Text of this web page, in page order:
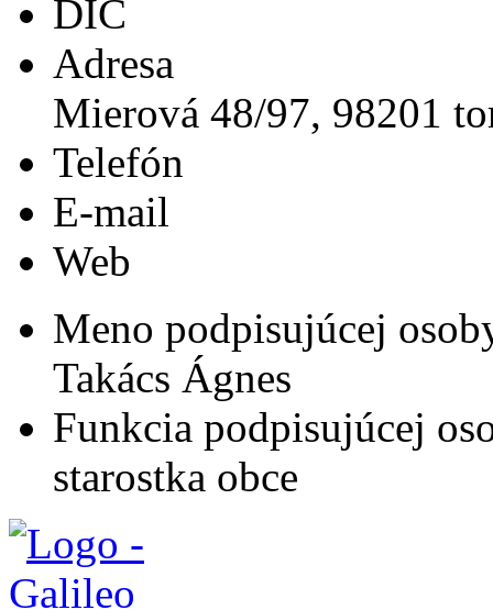
DIČ
Adresa
Mierová 48/97, 98201
Telefón
E-mail
Web
Meno podpisujúcej
Takács Ágnes
Funkcia podpisujúcej
starostka obce